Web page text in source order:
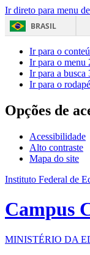
Ir direto para menu
BRASIL
Ir para o
Ir para o menu
Ir para a busca
Ir para o rodapé
Opções de
Acessibilidade
Alto contraste
Mapa do site
Instituto Federal de
Campus
MINISTÉRIO DA